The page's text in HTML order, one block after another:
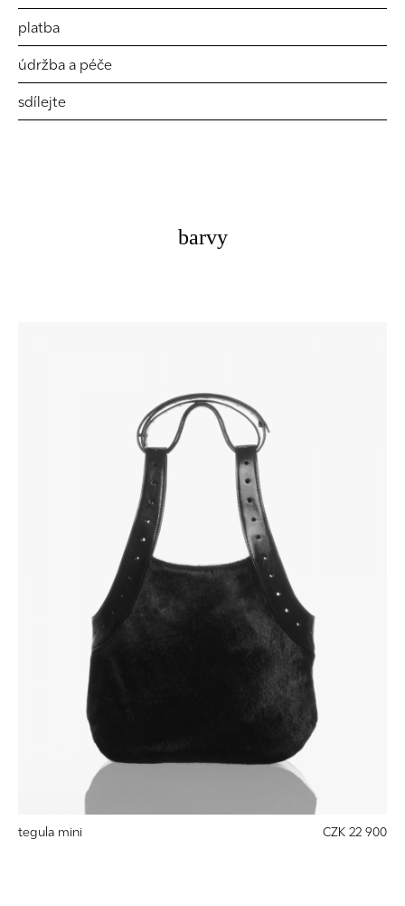
platba
údržba a péče
sdílejte
barvy
tegula mini CZK 22 900